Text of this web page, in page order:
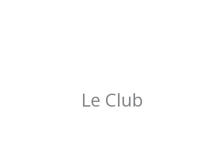
Le Club